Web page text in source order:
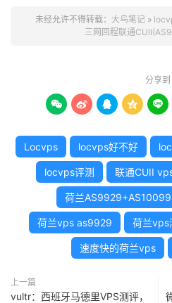
未经允许不得转载： 大鸟笔记 »
三网回程联通
分享到
    
Locvps locvps好不好
locvps评测 联通CUII
荷兰
荷兰vps as9929 荷兰vps
速度快的荷兰vps
上一篇
vultr：西班牙马德里VPS测评，